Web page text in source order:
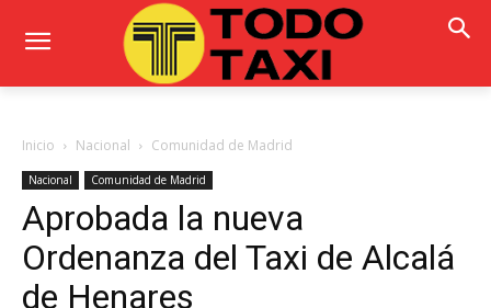
Inicio Nacional Comunidad de Madrid
Nacional Comunidad de Madrid
Aprobada la nueva
Ordenanza del Taxi de Alcalá
de Henares